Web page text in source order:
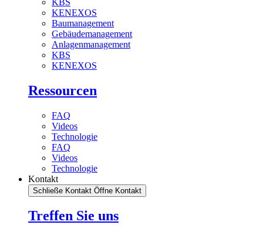
KENEXOS
Baumanagement
Gebäudemanagement
Anlagenmanagement
KBS
KENEXOS
Ressourcen
FAQ
Videos
Technologie
FAQ
Videos
Technologie
Kontakt
Schließe Kontakt Öffne Kontakt
Treffen Sie uns